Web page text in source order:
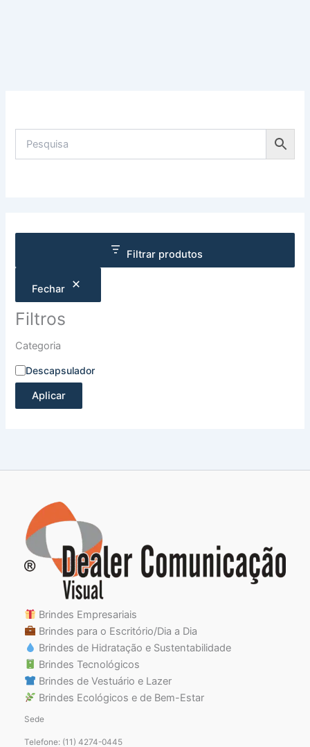
Filtrar produtos
Fechar
Filtros
Categoria
Descapsulador
Aplicar
Brindes Empresariais
Brindes para o Escritório/Dia a Dia
Brindes de Hidratação e Sustentabilidade
Brindes Tecnológicos
Brindes de Vestuário e Lazer
Brindes Ecológicos e de Bem-Estar
Sede
Telefone: (11) 4274-0445